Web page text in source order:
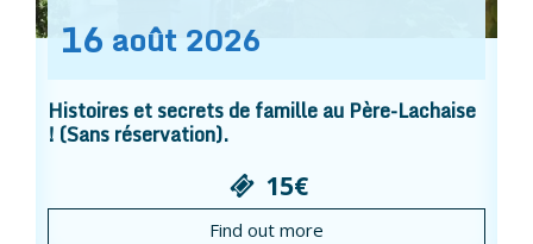
16 août 2026
Histoires et secrets de famille au Père-Lachaise
! (Sans réservation).
15€
Find out more